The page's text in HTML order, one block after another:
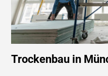
Trockenbau in